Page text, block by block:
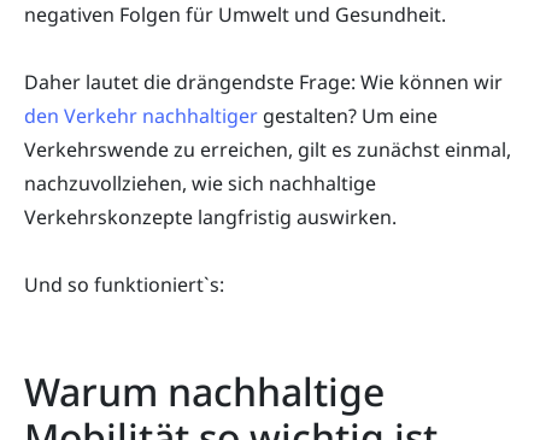
negativen Folgen für Umwelt und Gesundheit.
Daher lautet die drängendste Frage: Wie können wir
den Verkehr nachhaltiger gestalten? Um eine
Verkehrswende zu erreichen, gilt es zunächst einmal,
nachzuvollziehen, wie sich nachhaltige
Verkehrskonzepte langfristig auswirken.
Und so funktioniert`s:
Warum nachhaltige